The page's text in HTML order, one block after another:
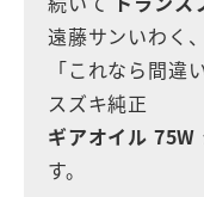
遠藤サンいわく、
「これなら間違
スズキ純正
ギアオイル 75W
す。